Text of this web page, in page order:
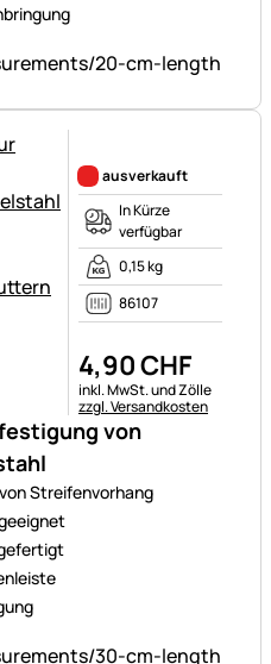
von
Streifenvorhang
ausverkauft
In Kürze
verfügbar
0,15 kg
86107
4,90CHF
Steuerhinweis:
inkl. MwSt. und Zölle
zzgl. Versandkosten